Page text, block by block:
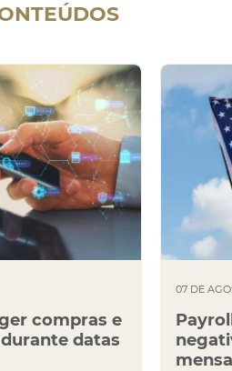
compras e
datas
07 DE